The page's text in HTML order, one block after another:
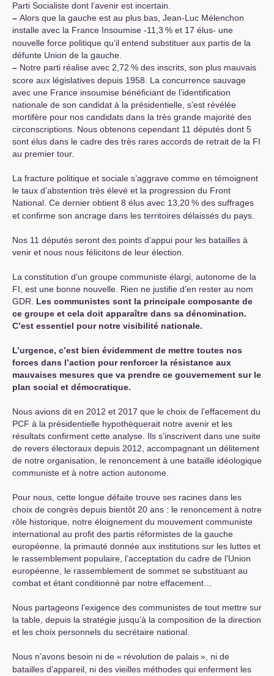
Parti Socialiste dont l’avenir est incertain.
– Alors que la gauche est au plus bas, Jean-Luc Mélenchon
installe avec la France Insoumise -11,3 % et 17 élus- une
nouvelle force politique qu’il entend substituer aux partis de la
défunte Union de la gauche.
– Notre parti réalise avec 2,72 % des inscrits, son plus mauvais
score aux législatives depuis 1958. La concurrence sauvage
avec une France insoumise bénéficiant de l’identification
nationale de son candidat à la présidentielle, s’est révélée
mortifère pour nos candidats dans la très grande majorité des
circonscriptions. Nous obtenons cependant 11 députés dont 5
sont élus dans le cadre des très rares accords de retrait de la FI
au premier tour.
La fracture politique et sociale s’aggrave comme en témoignent
le taux d’abstention très élevé et la progression du Front
National. Ce dernier obtient 8 élus avec 13,20% des suffrages
et confirme son ancrage dans les territoires délaissés du pays.
Nos 11 députés seront des points d’appui pour les batailles à
venir et nous nous félicitons de leur élection.
La constitution d’un groupe communiste élargi, autonome de la
FI , est une bonne nouvelle. Rien ne justifie d’en rester au nom
GDR
Les communistes sont la principale composante de
ce groupe et cela doit apparaître dans sa dénomination.
C’est essentiel pour notre visibilité nationale.
L’urgence, c’est bien évidemment de mettre toutes nos
forces dans l’action pour renforcer la résistance aux
mauvaises mesures que va prendre ce gouvernement sur le
plan social et démocratique.
Nous avions dit en 2012 et 2017 que le choix de l’effacement du
PCF à la présidentielle hypothèquerait notre avenir et les
résultats confirment cette analyse. Ils s’inscrivent dans une suite
de revers électoraux depuis 2012, accompagnant un délitement
de notre organisation, le renoncement à une bataille idéologique
communiste et à notre action autonome.
Pour nous, cette longue défaite trouve ses racines dans les
choix de congrès depuis bientôt 20 ans : le renoncement à notre
rôle historique, notre éloignement du mouvement communiste
international au profit des partis réformistes de la gauche
européenne, la primauté donnée aux institutions sur les luttes et
le rassemblement populaire, l’acceptation du cadre de l’Union
européenne, le rassemblement de sommet se substituant au
combat et étant conditionné par notre effacement…
Nous partageons l’exigence des communistes de tout mettre sur
la table, depuis la stratégie jusqu’à la composition de la direction
et les choix personnels du secrétaire national.
Nous n’avons besoin ni de « révolution de palais», ni de
batailles d’appareil, ni des vieilles méthodes qui enferment les